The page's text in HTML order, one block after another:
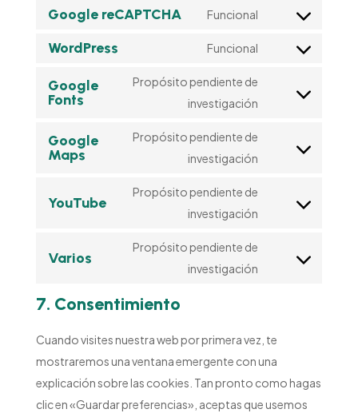
google-
Google reCAPTCHA Funcional
Consent
google-
WordPress Funcional
Consent
service
Google
Fonts
Propósito pendiente de
investigación
Consent
service
Google
Maps
Propósito pendiente de
investigación
Consent
service
YouTube
Propósito pendiente de
investigación
Consent
service
Varios
Propósito pendiente de
investigación
Consent
7. Consentimiento
Cuando visites nuestra web por primera vez, te
mostraremos una ventana emergente con una
explicación sobre las cookies. Tan pronto como hagas
clic en «Guardar preferencias», aceptas que usemos